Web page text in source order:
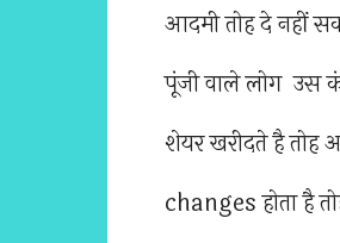
आदमी तोह दे नहीं
पूंजी वाले लोग उस
शेयर खरीदते है
changes होता है